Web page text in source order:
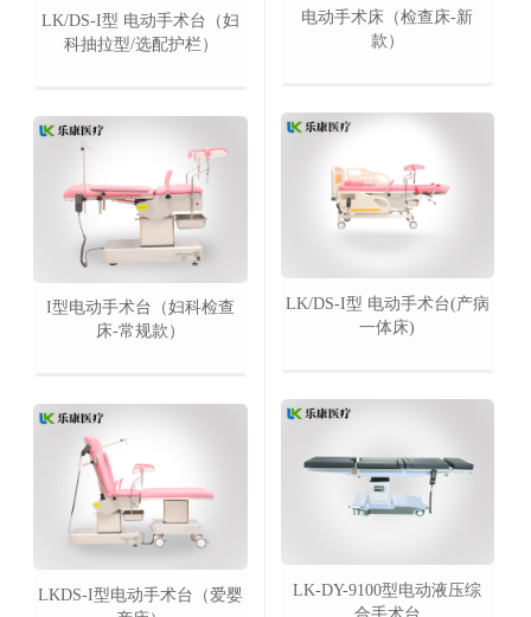
LK/DS-I型 电动手术台（妇
科抽拉型/选配护栏）
I型电动手术台（妇科检查
床-常规款）
LKDS-I型电动手术台（爱婴
电动手术床（检查床-新
款）
LK/DS-I型 电动手术台(产病
一体床)
LK-DY-9100型电动液压综